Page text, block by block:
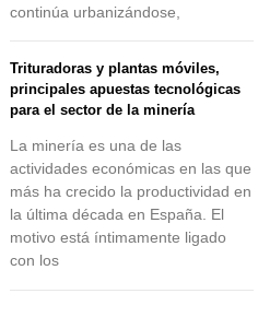
continúa urbanizándose,
Trituradoras y plantas móviles,
principales apuestas tecnológicas
para el sector de la minería
La minería es una de las
actividades económicas en las que
más ha crecido la productividad en
la última década en España. El
motivo está íntimamente ligado
con los